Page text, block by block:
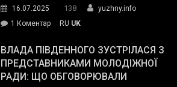
спільний
окупанти.
Маємо
діяти
пожежу
у
16.07.2025 138
yuzhny.info
1 Коментардо
Південного
провів
інспекцію
RU UK
ВЛАДА ПІВДЕННОГО ЗУСТРІЛАСЯ З
ПРЕДСТАВНИКАМИ МОЛОДІЖНОЇ
РАДИ: ЩО ОБГОВОРЮВАЛИ